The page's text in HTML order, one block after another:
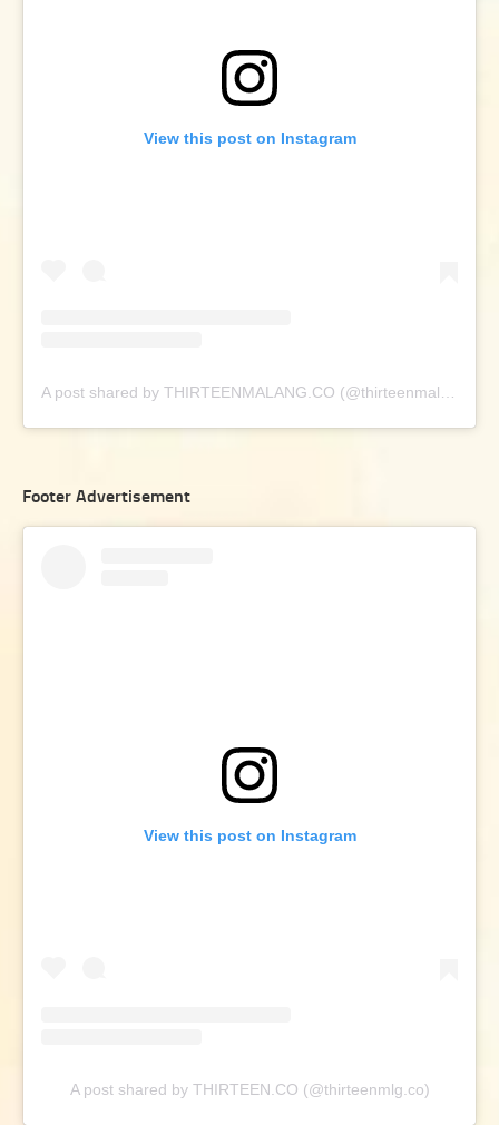
View this post on Instagram
Footer Advertisement
View this post on Instagram
A post shared by THIRTEEN.CO (@thirteenmlg.co)